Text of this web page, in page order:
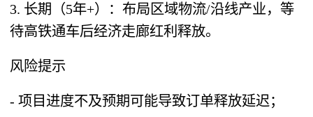
3. 长期（5年+）：布局区域物流/沿线产业，等
待高铁通车后经济走廊红利释放。
风险提示
- 项目进度不及预期可能导致订单释放延迟；